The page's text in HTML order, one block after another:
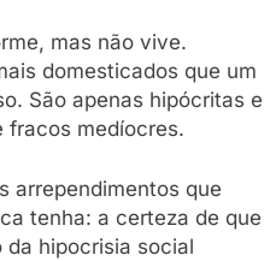
mas não vive.
domesticados que um
São apenas hipócritas e
fracos medíocres.
arrependimentos que
tenha: a certeza de que
hipocrisia social